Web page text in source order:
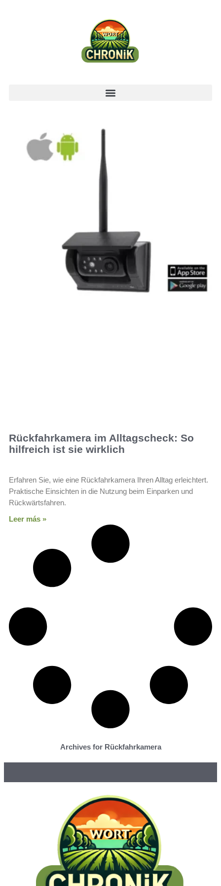
Rückfahrkamera im Alltagscheck: So
hilfreich ist sie wirklich
Erfahren Sie, wie eine Rückfahrkamera Ihren Alltag erleichtert.
Praktische Einsichten in die Nutzung beim Einparken und
Rückwärtsfahren.
Leer más »
Archives for Rückfahrkamera